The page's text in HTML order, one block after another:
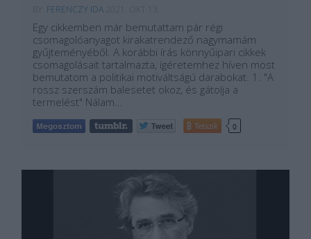
FERENCZY IDA
Egy cikkemben már bemutattam pár régi
csomagolóanyagot kirakatrendező nagymamám
gyűjteményéből. A korábbi írás könnyűipari cikkek
csomagolásait tartalmazta, ígéretemhez híven most
bemutatom a politikai motiváltságú darabokat. 1. "A
rossz szerszám balesetet okoz, és gátolja a
termelést" Nálam…
Tetszik 0